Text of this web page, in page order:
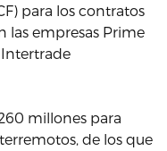
para los contratos
las empresas Prime
millones para
de los que